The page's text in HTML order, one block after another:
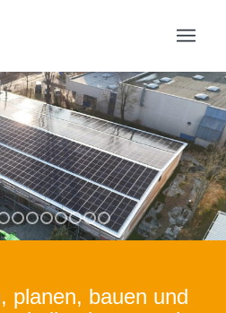
1 2 3 4 5 6 7 8 9 1011 12
planen, bauen und